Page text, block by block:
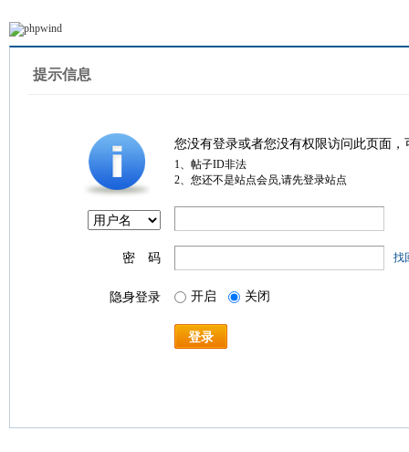
提示信息
您没有登录或者您没有权限访问此页面
1、帖子ID非法
2、您还不是站点会员,请先登录站点
密 码 找
隐身登录 开启 关闭
登录